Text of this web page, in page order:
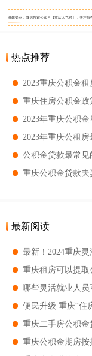
温馨提示：微信搜索公众号【重庆天气君】，关注后
热点推荐
公积金贷款最常
最新阅读